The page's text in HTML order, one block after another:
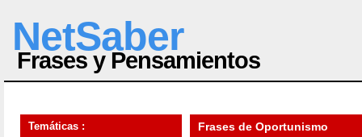
NetSaber
Frases y Pensamientos
Temáticas :
Frases de Oportunismo